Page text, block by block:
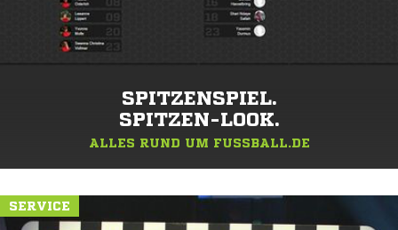
SPITZENSPIEL.
SPITZEN-LOOK.
ALLES RUND UM FUSSBALL.DE
SERVICE